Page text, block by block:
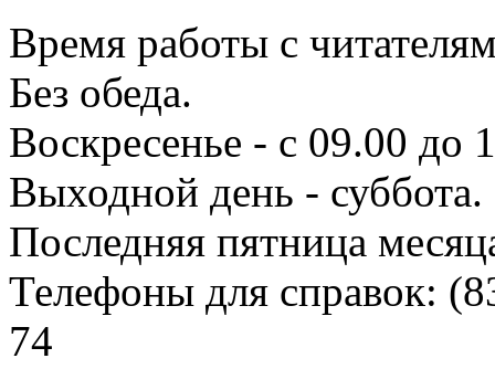
Время работы с
Без обеда.
Воскресенье - с 09.00 до
Выходной день - суббота.
Последняя пятница
Телефоны для справок:
74